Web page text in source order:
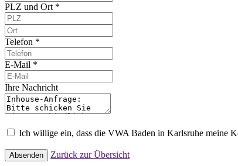
PLZ und Ort *
Telefon *
E-Mail *
Ihre Nachricht
Ich willige ein, dass die VWA Baden in Karlsruhe meine
Absenden Zurück zur Übersicht